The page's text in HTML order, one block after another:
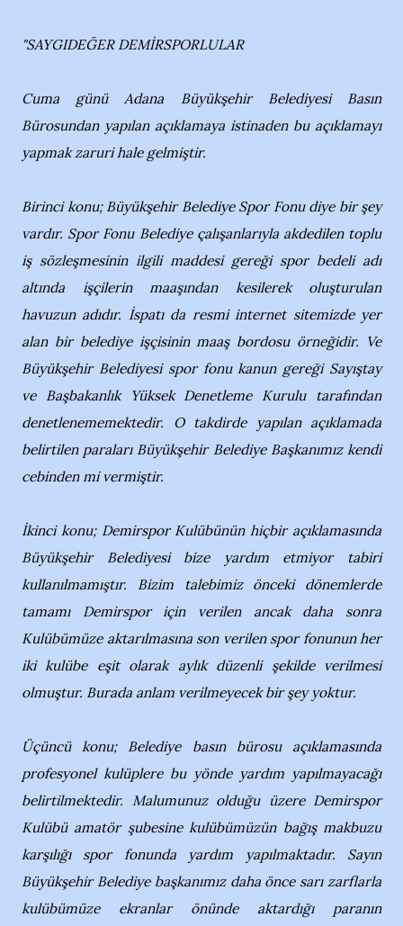
"SAYGIDEĞER DEMİRSPORLULAR
Cuma günü Adana Büyükşehir Belediyesi Basın
Bürosundan yapılan açıklamaya istinaden bu açıklamayı
yapmak zaruri hale gelmiştir.
Birinci konu; Büyükşehir Belediye Spor Fonu diye bir şey
vardır. Spor Fonu Belediye çalışanlarıyla akdedilen toplu
iş sözleşmesinin ilgili maddesi gereği spor bedeli adı
altında işçilerin maaşından kesilerek oluşturulan
havuzun adıdır. İspatı da resmi internet sitemizde yer
alan bir belediye işçisinin maaş bordosu örneğidir. Ve
Büyükşehir Belediyesi spor fonu kanun gereği Sayıştay
ve Başbakanlık Yüksek Denetleme Kurulu tarafından
denetlenememektedir. O takdirde yapılan açıklamada
belirtilen paraları Büyükşehir Belediye Başkanımız kendi
cebinden mi vermiştir.
İkinci konu; Demirspor Kulübünün hiçbir açıklamasında
Büyükşehir Belediyesi bize yardım etmiyor tabiri
kullanılmamıştır. Bizim talebimiz önceki dönemlerde
tamamı Demirspor için verilen ancak daha sonra
Kulübümüze aktarılmasına son verilen spor fonunun her
iki kulübe eşit olarak aylık düzenli şekilde verilmesi
olmuştur. Burada anlam verilmeyecek bir şey yoktur.
Üçüncü konu; Belediye basın bürosu açıklamasında
profesyonel kulüplere bu yönde yardım yapılmayacağı
belirtilmektedir. Malumunuz olduğu üzere Demirspor
Kulübü amatör şubesine kulübümüzün bağış makbuzu
karşılığı spor fonunda yardım yapılmaktadır. Sayın
Büyükşehir Belediye başkanımız daha önce sarı zarflarla
kulübümüze ekranlar önünde aktardığı paranın